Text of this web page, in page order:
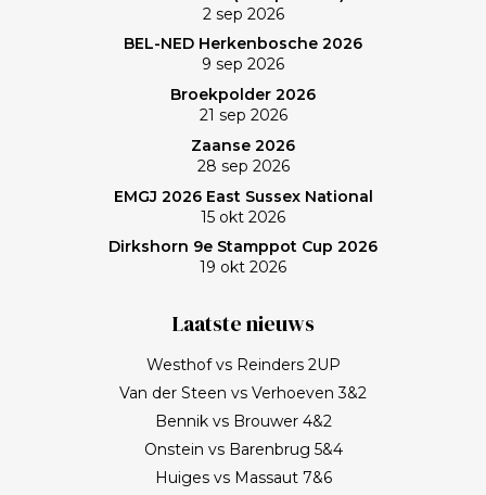
2 sep 2026
BEL-NED Herkenbosche 2026
9 sep 2026
Broekpolder 2026
21 sep 2026
Zaanse 2026
28 sep 2026
EMGJ 2026 East Sussex National
15 okt 2026
Dirkshorn 9e Stamppot Cup 2026
19 okt 2026
Laatste nieuws
Westhof vs Reinders 2UP
Van der Steen vs Verhoeven 3&2
Bennik vs Brouwer 4&2
Onstein vs Barenbrug 5&4
Huiges vs Massaut 7&6